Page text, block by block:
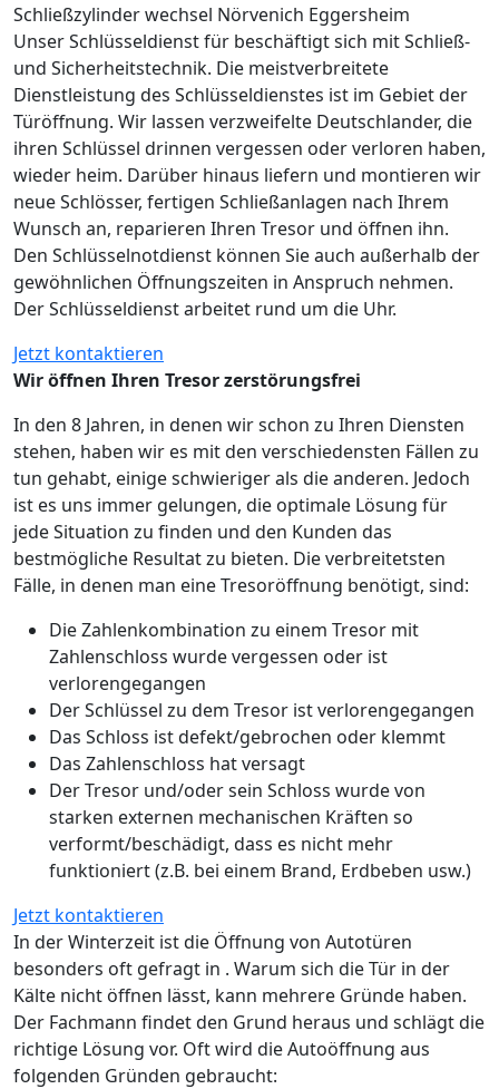
Schließzylinder wechsel Nörvenich Eggersheim
Unser Schlüsseldienst für beschäftigt sich mit Schließ-
und Sicherheitstechnik. Die meistverbreitete
Dienstleistung des Schlüsseldienstes ist im Gebiet der
Türöffnung. Wir lassen verzweifelte Deutschlander, die
ihren Schlüssel drinnen vergessen oder verloren haben,
wieder heim. Darüber hinaus liefern und montieren wir
neue Schlösser, fertigen Schließanlagen nach Ihrem
Wunsch an, reparieren Ihren Tresor und öffnen ihn.
Den Schlüsselnotdienst können Sie auch außerhalb der
gewöhnlichen Öffnungszeiten in Anspruch nehmen.
Der Schlüsseldienst arbeitet rund um die Uhr.
Jetzt kontaktieren
Wir öffnen Ihren Tresor zerstörungsfrei
In den 8 Jahren, in denen wir schon zu Ihren Diensten
stehen, haben wir es mit den verschiedensten Fällen zu
tun gehabt, einige schwieriger als die anderen. Jedoch
ist es uns immer gelungen, die optimale Lösung für
jede Situation zu finden und den Kunden das
bestmögliche Resultat zu bieten. Die verbreitetsten
Fälle, in denen man eine Tresoröffnung benötigt, sind:
Die Zahlenkombination zu einem Tresor mit
Zahlenschloss wurde vergessen oder ist
verlorengegangen
Der Schlüssel zu dem Tresor ist verlorengegangen
Das Schloss ist defekt/gebrochen oder klemmt
Das Zahlenschloss hat versagt
Der Tresor und/oder sein Schloss wurde von
starken externen mechanischen Kräften so
verformt/beschädigt, dass es nicht mehr
funktioniert (z.B. bei einem Brand, Erdbeben usw.)
Jetzt kontaktieren
In der Winterzeit ist die Öffnung von Autotüren
besonders oft gefragt in . Warum sich die Tür in der
Kälte nicht öffnen lässt, kann mehrere Gründe haben.
Der Fachmann findet den Grund heraus und schlägt die
richtige Lösung vor. Oft wird die Autoöffnung aus
folgenden Gründen gebraucht: